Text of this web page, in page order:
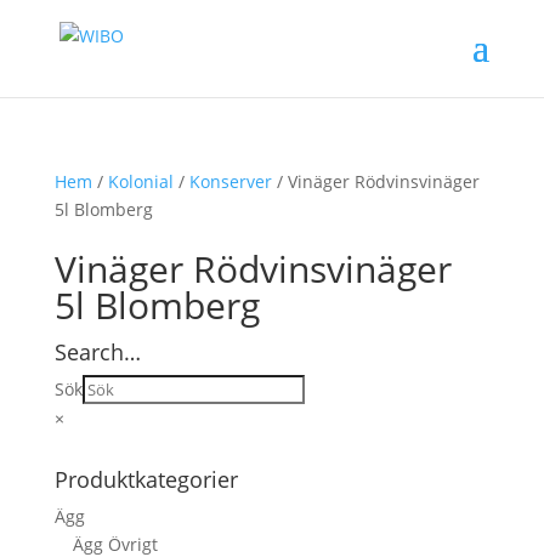
Hem / Kolonial / Konserver/ Vinäger Rödvinsvinäger
5l Blomberg
Vinäger Rödvinsvinäger
5l Blomberg
Search…
Sök
×
Produktkategorier
Ägg
Ägg Övrigt